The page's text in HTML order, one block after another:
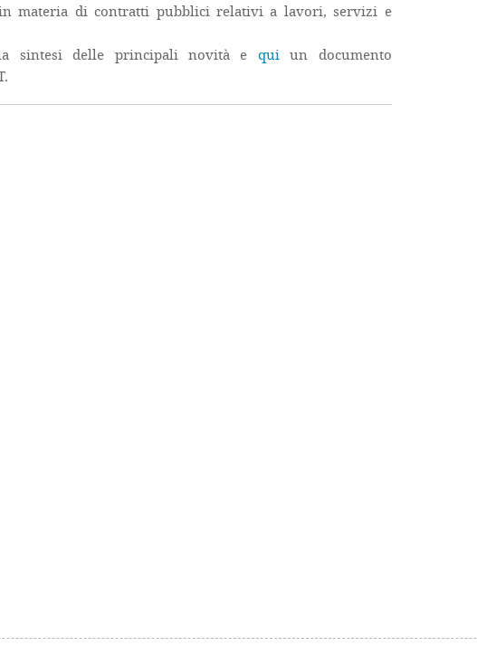
materia di contratti pubblici relativi a lavori, servizi e
sintesi delle principali novità e qui un documento